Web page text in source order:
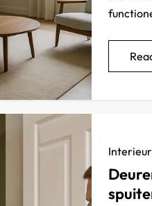
Interieur